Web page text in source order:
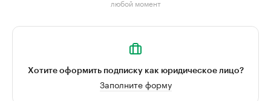
любой момент
Хотите оформить подписку как юридическое лицо?
Заполните форму